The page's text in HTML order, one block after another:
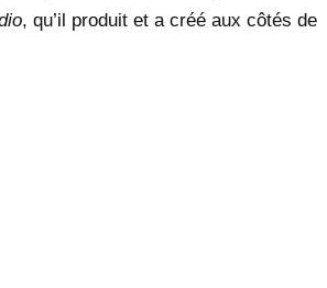
, qu’il produit et a créé aux côtés de